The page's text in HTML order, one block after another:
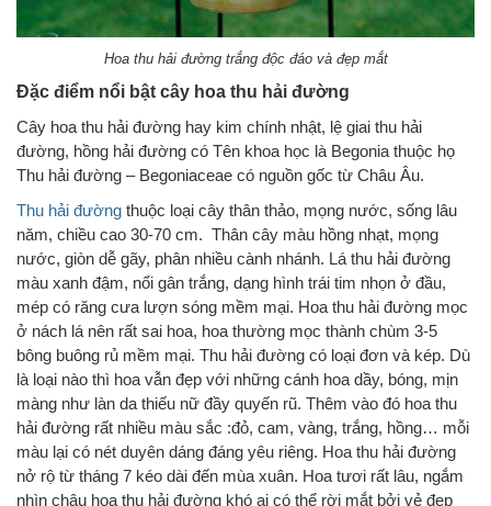
Hoa thu hải đường trắng độc đáo và đẹp mắt
Đặc điểm nổi bật cây hoa thu hải đường
Cây hoa thu hải đường hay kim chính nhật, lệ giai thu hải
đường, hồng hải đường có Tên khoa học là Begonia thuộc họ
Thu hải đường – Begoniaceae có nguồn gốc từ Châu Âu.
Thu hải đường thuộc loại cây thân thảo, mọng nước, sống lâu
năm, chiều cao 30-70 cm. Thân cây màu hồng nhạt, mọng
nước, giòn dễ gãy, phân nhiều cành nhánh. Lá thu hải đường
màu xanh đậm, nổi gân trắng, dạng hình trái tim nhọn ở đầu,
mép có răng cưa lượn sóng mềm mại. Hoa thu hải đường mọc
ở nách lá nên rất sai hoa, hoa thường mọc thành chùm 3-5
bông buông rủ mềm mại. Thu hải đường có loại đơn và kép. Dù
là loại nào thì hoa vẫn đẹp với những cánh hoa dầy, bóng, mịn
màng như làn da thiếu nữ đầy quyến rũ. Thêm vào đó hoa thu
hải đường rất nhiều màu sắc :đỏ, cam, vàng, trắng, hồng… mỗi
màu lại có nét duyên dáng đáng yêu riêng. Hoa thu hải đường
nở rộ từ tháng 7 kéo dài đến mùa xuân. Hoa tươi rất lâu, ngắm
nhìn chậu hoa thu hải đường khó ai có thể rời mắt bởi vẻ đẹp